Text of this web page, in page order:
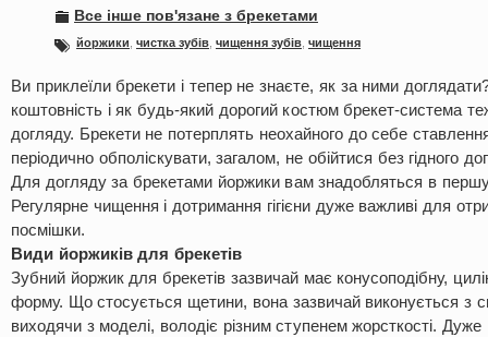
Все інше пов'язане з брекетами
йоржики чистка зубів чищення зубів чищення
Ви приклеїли брекети і тепер не знаєте, як за ними
коштовність і як будь-який дорогий костюм брекет-система
догляду. Брекети не потерплять неохайного до себе
періодично обполіскувати, загалом, не обійтися без гідного
Для догляду за брекетами йоржики вам знадобляться в першу
Регулярне чищення і дотримання гігієни дуже важливі для
посмішки.
Види йоржиків для брекетів
Зубний йоржик для брекетів зазвичай має конусоподібну,
форму. Що стосується щетини, вона зазвичай виконується з
виходячи з моделі, володіє різним ступенем жорсткості. Дуже